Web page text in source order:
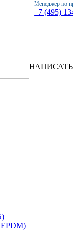
Менеджер по
+7 (495)